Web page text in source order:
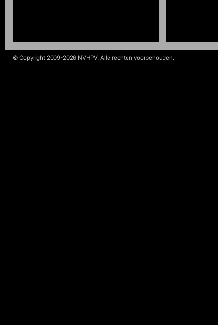
© Copyright 2009-2026 NVHPV. Alle rechten voorbehouden.